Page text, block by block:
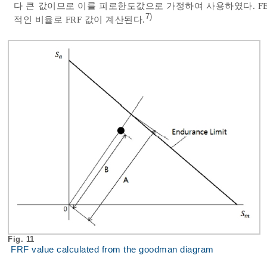
다 큰 값이므로 이를 피로한도값으로 가정하여 사용하였다.
적인 비율로 FRF 값이 계산된다.7)
Fig. 11
FRF value calculated from the goodman diagram